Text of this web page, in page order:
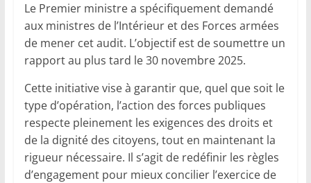
Le Premier ministre a spécifiquement demandé
aux ministres de l’Intérieur et des Forces armées
de mener cet audit. L’objectif est de soumettre un
rapport au plus tard le 30 novembre 2025.
Cette initiative vise à garantir que, quel que soit le
type d’opération, l’action des forces publiques
respecte pleinement les exigences des droits et
de la dignité des citoyens, tout en maintenant la
rigueur nécessaire. Il s’agit de redéfinir les règles
d’engagement pour mieux concilier l’exercice de